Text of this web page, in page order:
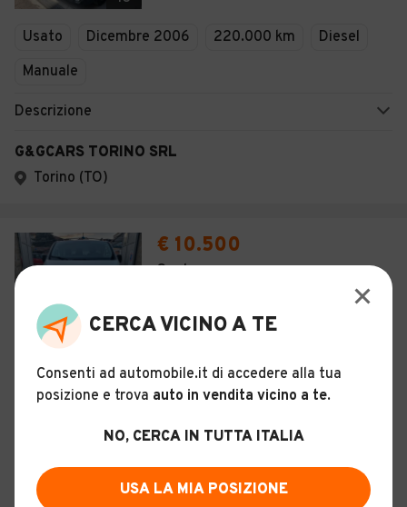
Usato Dicembre 2006 220.000 km
Diesel
Manuale
Descrizione
G&GCARS TORINO SRL
Torino (TO)
6
€ 10.500
Opel
Automatico
EFFEDUE MOTORS
Torino (TO)
CERCA VICINO A TE
Consenti ad automobile.it di accedere alla tua
posizione e trova auto in vendita vicino a te.
NO, CERCA IN TUTTA ITALIA
USA LA MIA POSIZIONE